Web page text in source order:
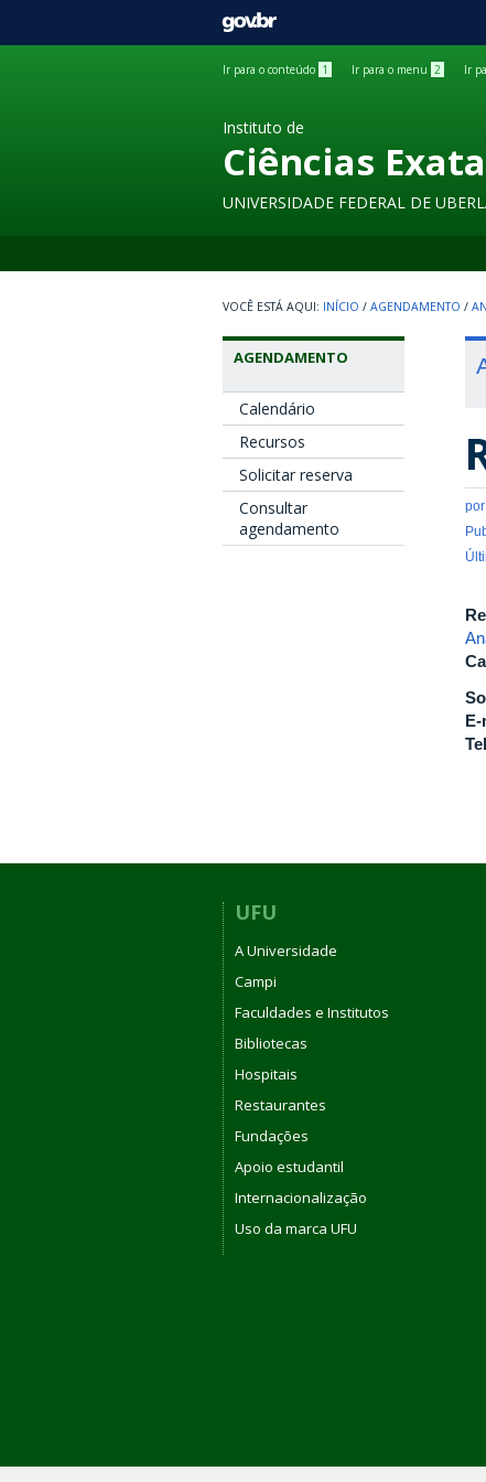
GOVBR
Ir para o conteúdo 1 Ir para o menu 2 Ir
Instituto de
Ciências
UNIVERSIDADE FEDERAL DE
INÍCIO / AGENDAMENTO /
AGENDAMENTO
Calendário
Recursos
Solicitar reserva
Consultar
agendamento
por
E-
UFU
A Universidade
Campi
Faculdades e Institutos
Bibliotecas
Hospitais
Restaurantes
Fundações
Apoio estudantil
Internacionalização
Uso da marca UFU